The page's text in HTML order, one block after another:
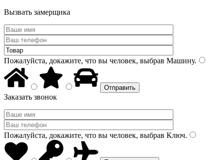
Вызвать замерщика
Пожалуйста, докажите, что вы человек, выбрав Машину.
Заказать звонок
Пожалуйста, докажите, что вы человек, выбрав Ключ.